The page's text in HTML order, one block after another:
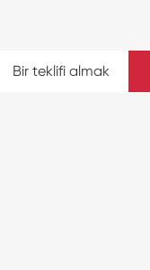
Bir teklifi almak